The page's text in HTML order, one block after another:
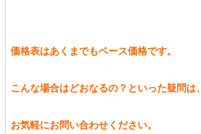
価格表はあくまでもベース価格です。
こんな場合はどおなるの？といった疑問は、
お気軽にお問い合わせください。